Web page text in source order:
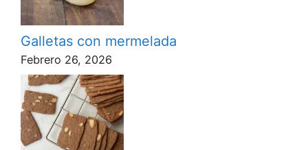
Galletas con mermelada
Febrero 26, 2026